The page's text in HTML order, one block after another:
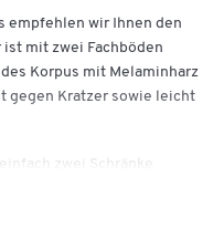
empfehlen wir Ihnen den
ist mit zwei Fachböden
Korpus mit Melaminharz
gegen Kratzer sowie leicht
zwei Schränke
Er verfügt über